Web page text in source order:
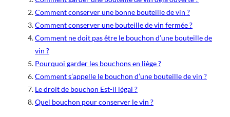
Comment conserver une bonne bouteille de vin ?
Comment conserver une bouteille de vin fermée ?
Comment ne doit pas être le bouchon d’une bouteille de
vin ?
Pourquoi garder les bouchons en liège ?
Comment s’appelle le bouchon d’une bouteille de vin ?
Le droit de bouchon Est-il légal ?
Quel bouchon pour conserver le vin ?